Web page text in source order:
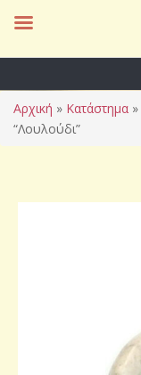
Αρχική » Κατάστημα »
“Λουλούδι”